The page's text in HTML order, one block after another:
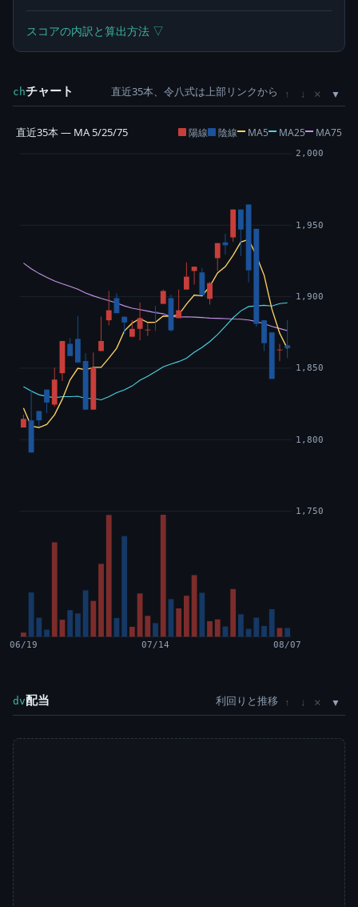
スコアの内訳と算出方法 ▽
chチャート 直近35本、令八式は上部リンクから ↑ ↓ ×
直近35本 — MA 5/25/75 陽線 陰線 MA5 MA25 MA75
1,750
1,800
1,850
1,900
1,950
2,000
06/19 07/14 08/07
dv配当 利回りと推移 ↑ ↓ ×